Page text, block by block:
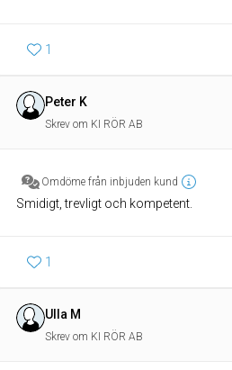
1
Peter K
Skrev om KI RÖR AB
Omdöme från inbjuden kund
Smidigt, trevligt och kompetent.
1
Ulla M
Skrev om KI RÖR AB